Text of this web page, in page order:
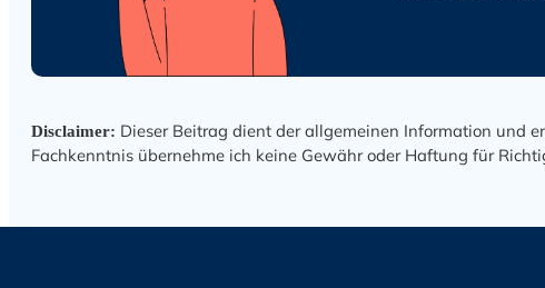
Disclaimer: Dieser Beitrag dient der allgemeinen Information und
Fachkenntnis übernehme ich keine Gewähr oder Haftung für